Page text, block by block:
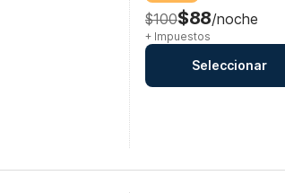
$100$88/noche
+ Impuestos
Seleccionar